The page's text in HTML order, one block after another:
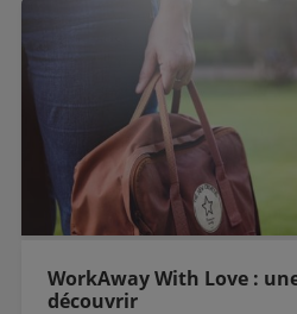
WorkAway With Love :
découvrir